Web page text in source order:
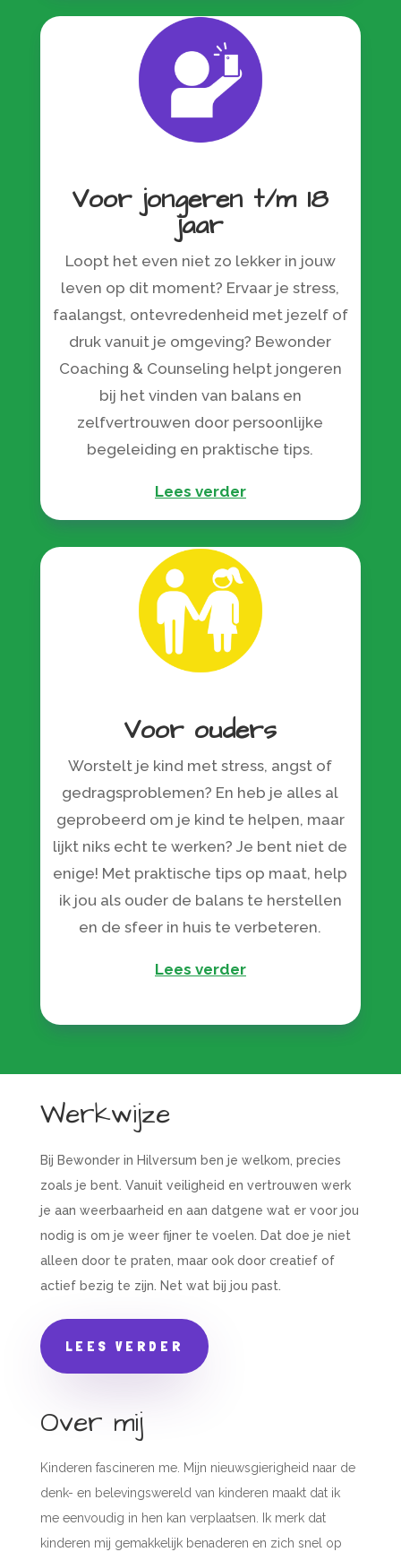
Voor jongeren t/m 18
jaar
Loopt het even niet zo lekker in jouw
leven op dit moment? Ervaar je stress,
faalangst, ontevredenheid met jezelf of
druk vanuit je omgeving? Bewonder
Coaching & Counseling helpt jongeren
bij het vinden van balans en
zelfvertrouwen door persoonlijke
begeleiding en praktische tips.
Lees verder
Voor ouders
Worstelt je kind met stress, angst of
gedragsproblemen? En heb je alles al
geprobeerd om je kind te helpen, maar
lijkt niks echt te werken? Je bent niet de
enige! Met praktische tips op maat, help
ik jou als ouder de balans te herstellen
en de sfeer in huis te verbeteren.
Lees verder
Werkwijze
Bij Bewonder in Hilversum ben je welkom, precies
zoals je bent. Vanuit veiligheid en vertrouwen werk
je aan weerbaarheid en aan datgene wat er voor jou
nodig is om je weer fijner te voelen. Dat doe je niet
alleen door te praten, maar ook door creatief of
actief bezig te zijn. Net wat bij jou past.
LEES VERDER
Over mij
Kinderen fascineren me. Mijn nieuwsgierigheid naar de
denk- en belevingswereld van kinderen maakt dat ik
me eenvoudig in hen kan verplaatsen. Ik merk dat
kinderen mij gemakkelijk benaderen en zich snel op